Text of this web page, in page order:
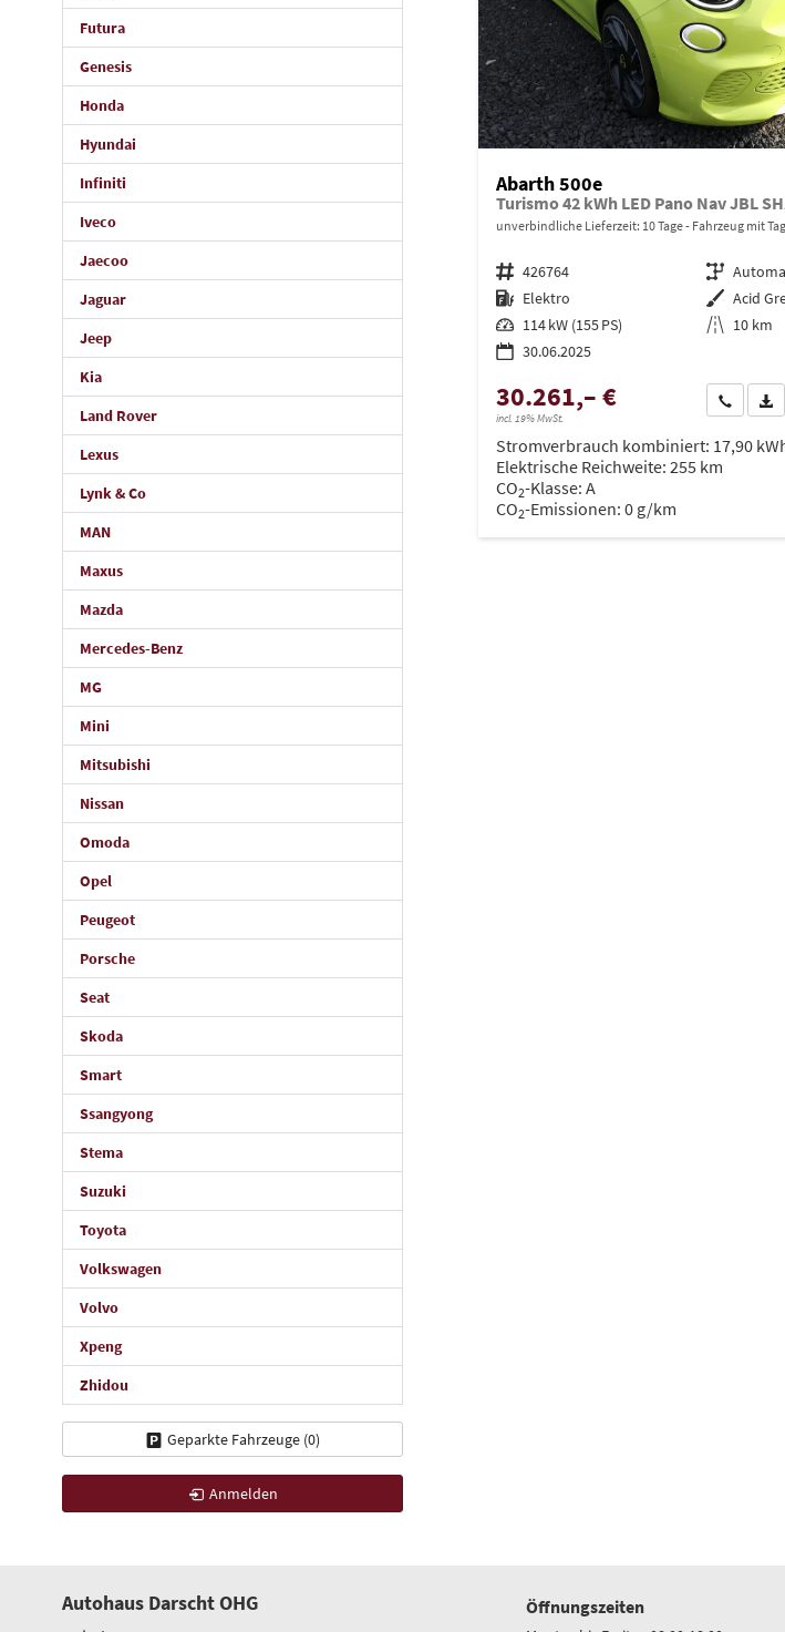
Abarth 500e
Turismo 42 kWh LED Pano Nav JBL
unverbindliche Lieferzeit: 10 Tage Fahrzeug mit
Fahrzeugnr. 426764 Getriebe
Kraftstoff Elektro Außenfarbe Acid
Leistung 114 kW (155 PS) Kilometerstand 10 km
30.06.2025
30.261,– €
incl. 19% MwSt.
Wir rufen
Stromverbrauch kombiniert: 17,90
Elektrische Reichweite: 255 km
CO2-Klasse: A
CO2-Emissionen: 0 g/km
Futura
Genesis
Honda
Hyundai
Infiniti
Iveco
Jaecoo
Jaguar
Jeep
Kia
Land Rover
Lexus
Lynk & Co
MAN
Maxus
Mazda
Mercedes-Benz
MG
Mini
Mitsubishi
Nissan
Omoda
Opel
Peugeot
Porsche
Seat
Skoda
Smart
Ssangyong
Stema
Suzuki
Toyota
Volkswagen
Volvo
Xpeng
Zhidou
Geparkte Fahrzeuge (0)
Anmelden
Autohaus Darscht OHG Öffnungszeiten